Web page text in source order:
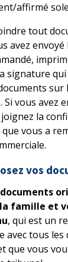
affirmé
tout
avez
signature
sur
Si vous avez
la
vous a
vos
famille et
, qui est un
avec tous
que vous